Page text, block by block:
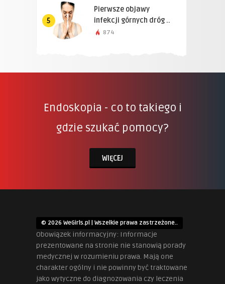
5
Pierwsze objawy
infekcji górnych dróg ..
874
Endoskopia - co to takiego i
gdzie szukać pomocy?
WIĘCEJ
© 2026 WeGirls.pl | Wszelkie prawa zastrzeżone..
Obowiązek informacyjny: Informacje
prezentowane na stronie nie stanowią porady
medycznej w rozumieniu prawa. Mają one
charakter ogólny i nie powinny być traktowane
jako wytyczne do diagnozowania czy leczenia